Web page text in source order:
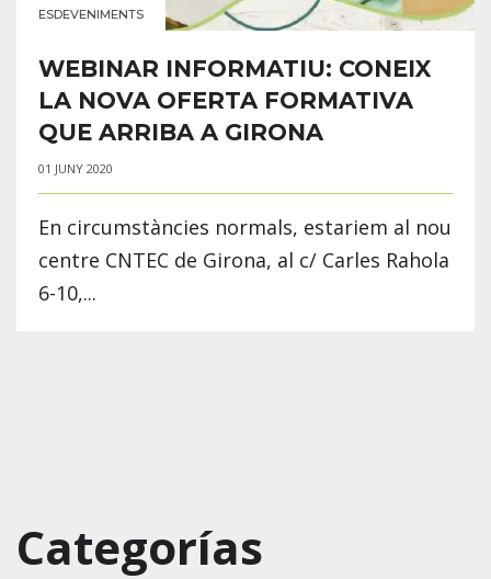
ESDEVENIMENTS
WEBINAR INFORMATIU: CONEIX
LA NOVA OFERTA FORMATIVA
QUE ARRIBA A GIRONA
01 JUNY 2020
En circumstàncies normals, estariem al nou
centre CNTEC de Girona, al c/ Carles Rahola
6-10,...
Categorías